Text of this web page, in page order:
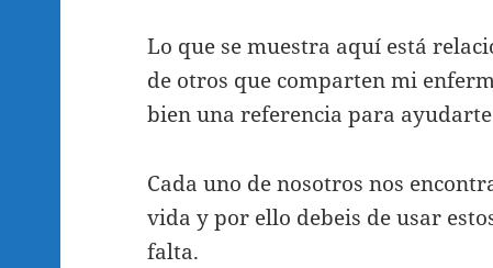
Lo que se muestra aquí está
de otros que comparten mi
bien una referencia para
Cada uno de nosotros nos
vida y por ello debeis de usar
falta.